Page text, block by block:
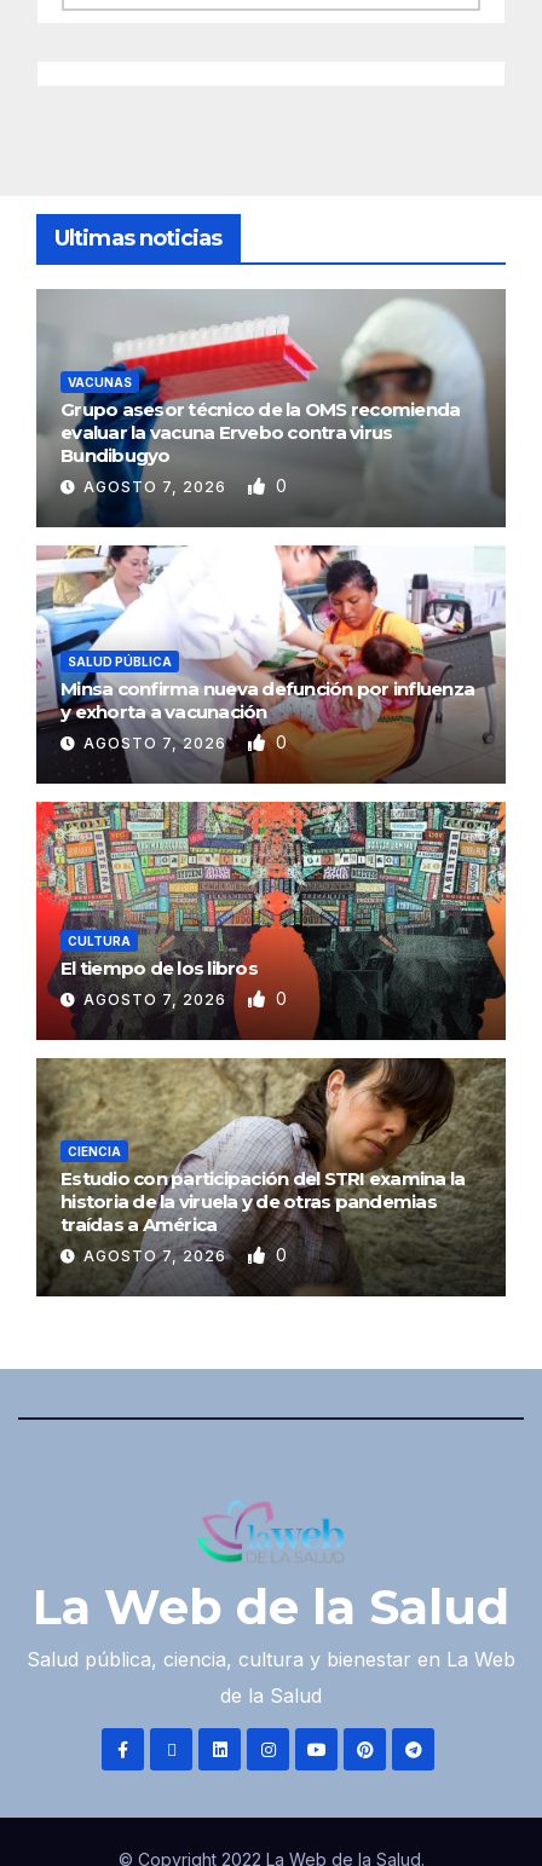
Ultimas noticias
VACUNAS
Grupo asesor técnico de la OMS recomienda
evaluar la vacuna Ervebo contra virus
Bundibugyo
AGOSTO 7, 2026 0
SALUD PÚBLICA
Minsa confirma nueva defunción por influenza
y exhorta a vacunación
AGOSTO 7, 2026 0
CULTURA
El tiempo de los libros
AGOSTO 7, 2026 0
CIENCIA
Estudio con participación del STRI examina la
historia de la viruela y de otras pandemias
traídas a América
AGOSTO 7, 2026 0
La Web de la Salud
Salud pública, ciencia, cultura y bienestar en La Web
de la Salud
© Copyright 2022 La Web de la Salud.